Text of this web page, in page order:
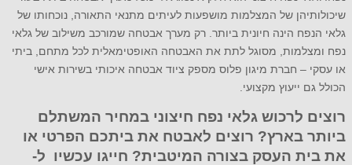
שיכולותיהן של המצלמות מושפעות לעיתים מתנאי התאורה, נוכחותו של
גלאי הנפח הינה חיונית ביותר. רק מערך אבטחה שמורכב משילוב של גלאי
נפח ומצלמות, מסוגל לתת את האבטחה האופטימאלית לכל מתחם, ביתי
או עסקי – חברת מיגון פלוס מספק ציוד אבטחה איכותי בשירות אישי
הכולל גם ייעוץ מקצועי.
רוצים לרכוש גלאי נפח חיצוני במחיר המשתלם
ביותר בארץ? רוצים לאבטח את ביתכם הפרטי או
את בית העסק בצורה המיטבית? חייגו עכשיו ל-